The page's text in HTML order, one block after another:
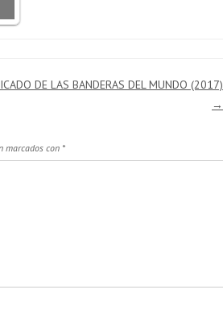
DE LAS BANDERAS DEL MUNDO (2017)
→
marcados con *